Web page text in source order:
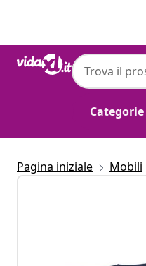
Categorie
Pagina iniziale Mobili